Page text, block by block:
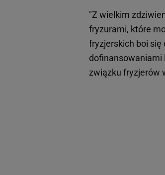
"Z wielkim
fryzurami, które
fryzjerskich boi się
dofinansowaniami
związku fryzjerów